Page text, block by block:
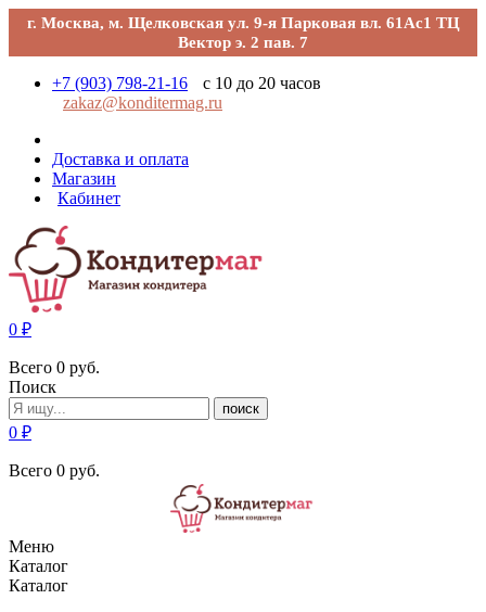
г. Москва, м. Щелковская ул. 9-я Парковая вл. 61Ас1 ТЦ
Вектор э. 2 пав. 7
+7 (903) 798-21-16
с 10 до 20 часов
zakaz@konditermag.ru
Доставка и оплата
Магазин
Кабинет
0 ₽
Всего 0 руб.
Поиск
поиск
0 ₽
Всего 0 руб.
Меню
Каталог
Каталог